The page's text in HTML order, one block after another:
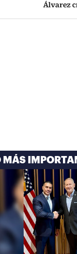
in new window
Álvarez
MÁS